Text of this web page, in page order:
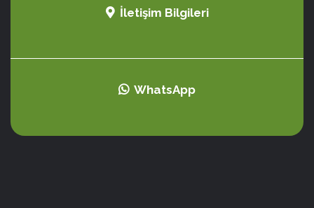
İletişim Bilgileri
WhatsApp